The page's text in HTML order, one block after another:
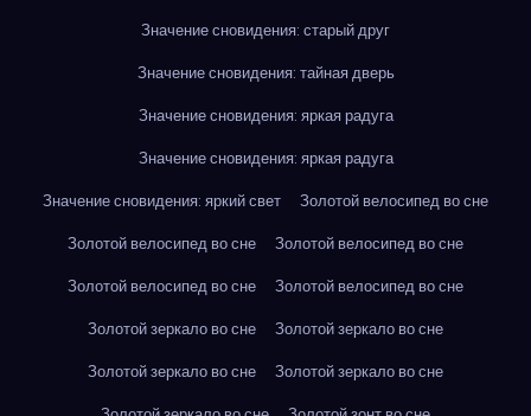
Значение сновидения: старый друг
Значение сновидения: тайная дверь
Значение сновидения: яркая радуга
Значение сновидения: яркая радуга
Значение сновидения: яркий свет
Золотой велосипед во сне
Золотой велосипед во сне
Золотой велосипед во сне
Золотой велосипед во сне
Золотой велосипед во сне
Золотой зеркало во сне
Золотой зеркало во сне
Золотой зеркало во сне
Золотой зеркало во сне